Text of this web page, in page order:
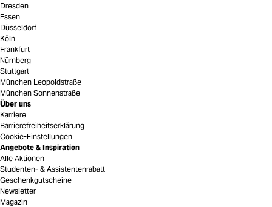
Dresden
Essen
Düsseldorf
Köln
Frankfurt
Nürnberg
Stuttgart
München Leopoldstraße
München Sonnenstraße
Über uns
Karriere
Barrierefreiheitserklärung
Cookie-Einstellungen
Angebote & Inspiration
Alle Aktionen
Studenten- & Assistentenrabatt
Geschenkgutscheine
Newsletter
Magazin